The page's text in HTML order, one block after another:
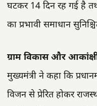
घटकर 14 दिन रह गई है
का प्रभावी समाधान
ग्राम विकास और
मुख्यमंत्री ने कहा कि
विजन से प्रेरित होकर